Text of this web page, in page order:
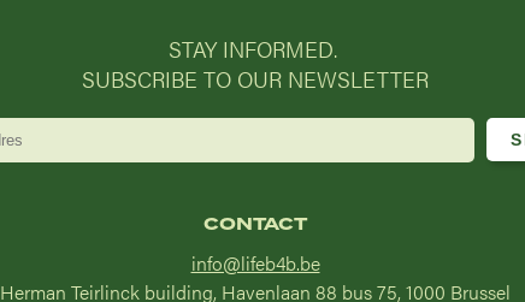
STAY INFORMED.
SUBSCRIBE TO OUR NEWSLETTER
CONTACT
info@lifeb4b.be
Herman Teirlinck building, Havenlaan 88 bus 75, 1000 Brussel